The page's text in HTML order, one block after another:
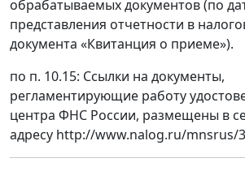
обрабатываемых документов (по
представления отчетности в
документа «Квитанция о приеме»).
по п. 10.15: Ссылки на документы,
регламентирующие работу
центра ФНС России, размещены в
адресу http://www.nalog.ru/mnsrus/